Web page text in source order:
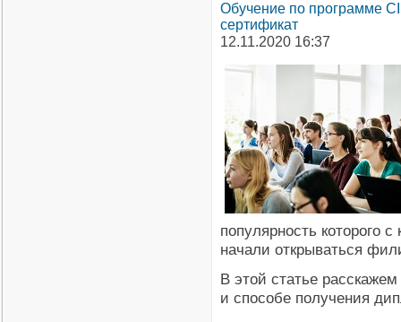
Обучение по программе
сертификат
12.11.2020 16:37
популярность которого
начали открываться
В этой статье
и способе получения